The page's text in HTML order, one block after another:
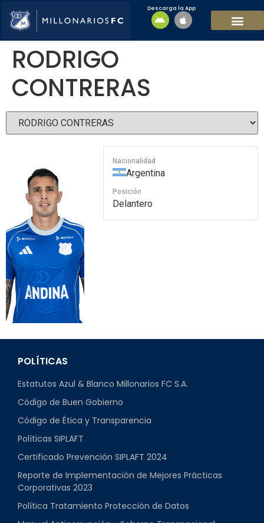
Descarga la App
RODRIGO
CONTRERAS
Nacionalidad
Argentina
Posición
Delantero
POLÍTICAS
Estatutos Azul & Blanco Millonarios FC S.A.
Código de Buen Gobierno
Código de Ética y Transparencia
Políticas SIPLAFT
Certificado Prevención SIPLAFT 2024
Reporte de Implementación de Mejores Prácticas
Corporativas 2023
Política Tratamiento Protección de Datos